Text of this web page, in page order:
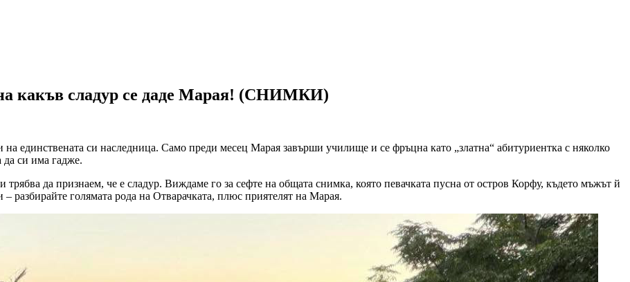
какъв сладур се даде Марая! (СНИМКИ)
единствената си наследница. Само преди месец Марая завърши училище и се фръцна като „златна“ абитуриентка с няколко
да си има гадже.
да признаем, че е сладур. Виждаме го за сефте на общата снимка, която певачката пусна от остров Корфу, където мъжът й
разбирайте голямата рода на Отварачката, плюс приятелят на Марая.